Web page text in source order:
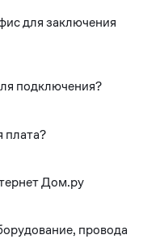
для заключения
подключения?
плата?
Дом.ру
провода